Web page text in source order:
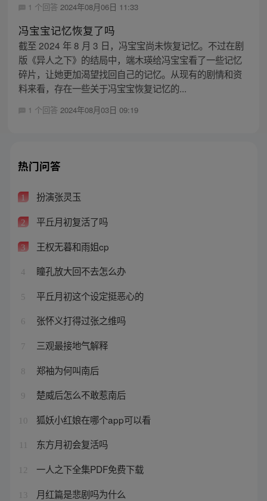
1 个回答 2024年08月06日 11:33
冯宝宝记忆恢复了吗
截至 2024 年 8 月 3 日，冯宝宝尚未恢复记忆。不过在剧
版《异人之下》的结局中，端木瑛给冯宝宝看了一些记忆
碎片，让她更加渴望找回自己的记忆。从现有的剧情和资
料来看，存在一些关于冯宝宝恢复记忆的...
1 个回答 2024年08月03日 09:19
热门问答
1 扮演张灵玉
2 平丘月初复活了吗
3 王权无暮和雨姐cp
4 瞳孔放大回不去怎么办
5 平丘月初这个设定挺恶心的
6 张怀义打得过张之维吗
7 三观最接地气解释
8 郑袖为何叫南后
9 楚威后怎么不敢惹南后
10 狐妖小红娘在哪个app可以看
东方月初会复活吗
12 一人之下全集PDF免费下载
13 月红篇是悲剧吗为什么